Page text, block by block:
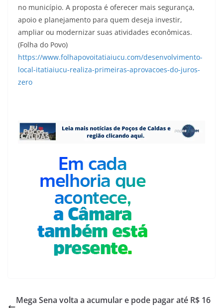
no município. A proposta é oferecer mais segurança,
apoio e planejamento para quem deseja investir,
ampliar ou modernizar suas atividades econômicas.
(Folha do Povo)
https://www.folhapovoitatiaiucu.com/desenvolvimento-
local-itatiaiucu-realiza-primeiras-aprovacoes-do-juros-
zero
Mega Sena volta a acumular e pode pagar até R$ 16